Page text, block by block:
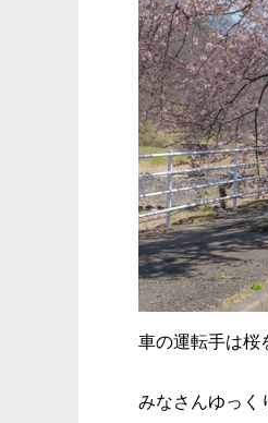
車の運転手は桜
みなさんゆっく